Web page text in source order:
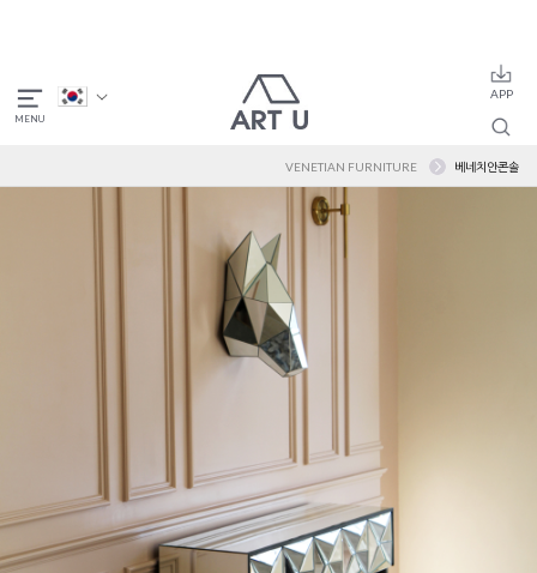
VENETIAN FURNITURE 베네치안콘솔